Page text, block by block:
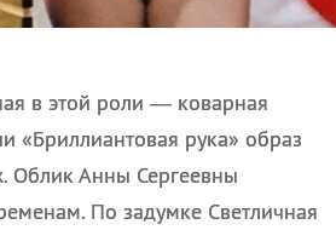
в этой роли — коварная
«Бриллиантовая рука» образ
Облик Анны Сергеевны
По задумке Светличная